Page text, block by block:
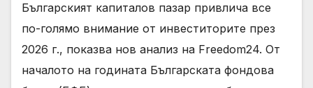
Българският капиталов пазар привлича все
по-голямо внимание от инвеститорите през
2026 г., показва нов анализ на Freedom24. От
началото на годината Българската фондова